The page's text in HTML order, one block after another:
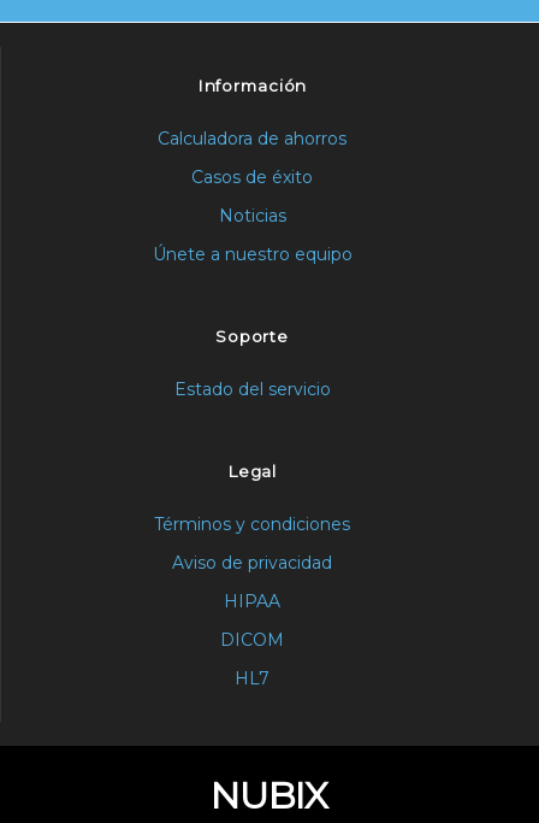
Información
Calculadora de ahorros
Casos de éxito
Noticias
Únete a nuestro equipo
Soporte
Estado del servicio
Legal
Términos y condiciones
Aviso de privacidad
HIPAA
DICOM
HL7
NUBIX